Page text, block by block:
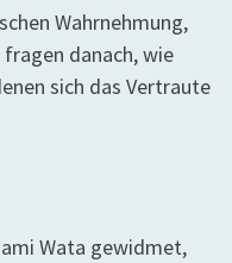
Wahrnehmung,
danach, wie
sich das Vertraute
Wata gewidmet,